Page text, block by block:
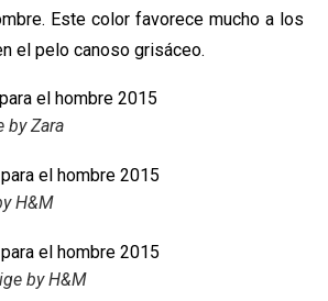
Este color favorece mucho a los
el pelo canoso grisáceo.
by Zara
H&M
by H&M